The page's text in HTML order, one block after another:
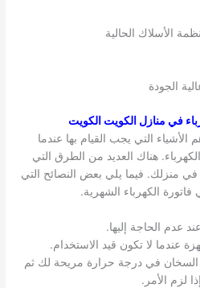
الأسلاك الحالية
الجودة
في منازل الكويت الكويت
الأشياء التي يجب القيام بها عندما
هناك العديد من الطرق التي
في منزلك. فيما يلي بعض النصائح التي
الكهرباء الشهرية.
عدم الحاجة إليها.
عندما لا تكون قيد الاستخدام.
في درجة حرارة مريحة لك ثم
لزم الأمر.